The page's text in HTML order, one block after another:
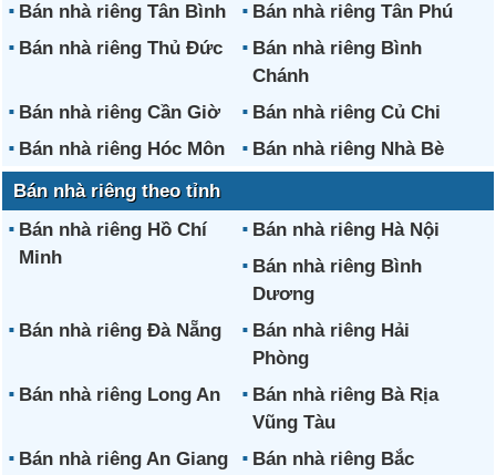
Bán nhà riêng Tân Bình
Bán nhà riêng Tân Phú
Bán nhà riêng Thủ Đức
Bán nhà riêng Bình
Chánh
Bán nhà riêng Cần Giờ
Bán nhà riêng Củ Chi
Bán nhà riêng Hóc Môn
Bán nhà riêng Nhà Bè
Bán nhà riêng theo tỉnh
Bán nhà riêng Hồ Chí
Minh
Bán nhà riêng Hà Nội
Bán nhà riêng Bình
Dương
Bán nhà riêng Đà Nẵng
Bán nhà riêng Hải
Phòng
Bán nhà riêng Long An
Bán nhà riêng Bà Rịa
Vũng Tàu
Bán nhà riêng An Giang
Bán nhà riêng Bắc